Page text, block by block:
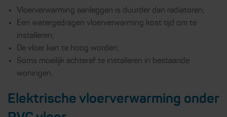
Vloerverwarming aanleggen is duurder dan radiatoren;
Een watergedragen vloerverwarming kost tijd om te
installeren;
De vloer kan te hoog worden;
Soms moeilijk achteraf te installeren in bestaande
woningen.
Elektrische vloerverwarming onder